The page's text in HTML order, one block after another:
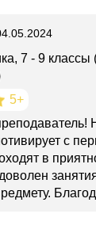
, 7 - 9 классы
5+
с
в